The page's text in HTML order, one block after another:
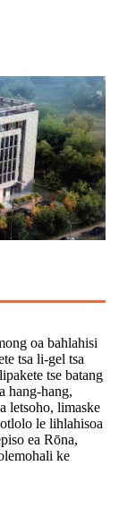
oa bahlahisi
tsa li-gel tsa
tse batang
hang-hang,
letsoho, limaske
le lihlahisoa
ea Rōna,
ke